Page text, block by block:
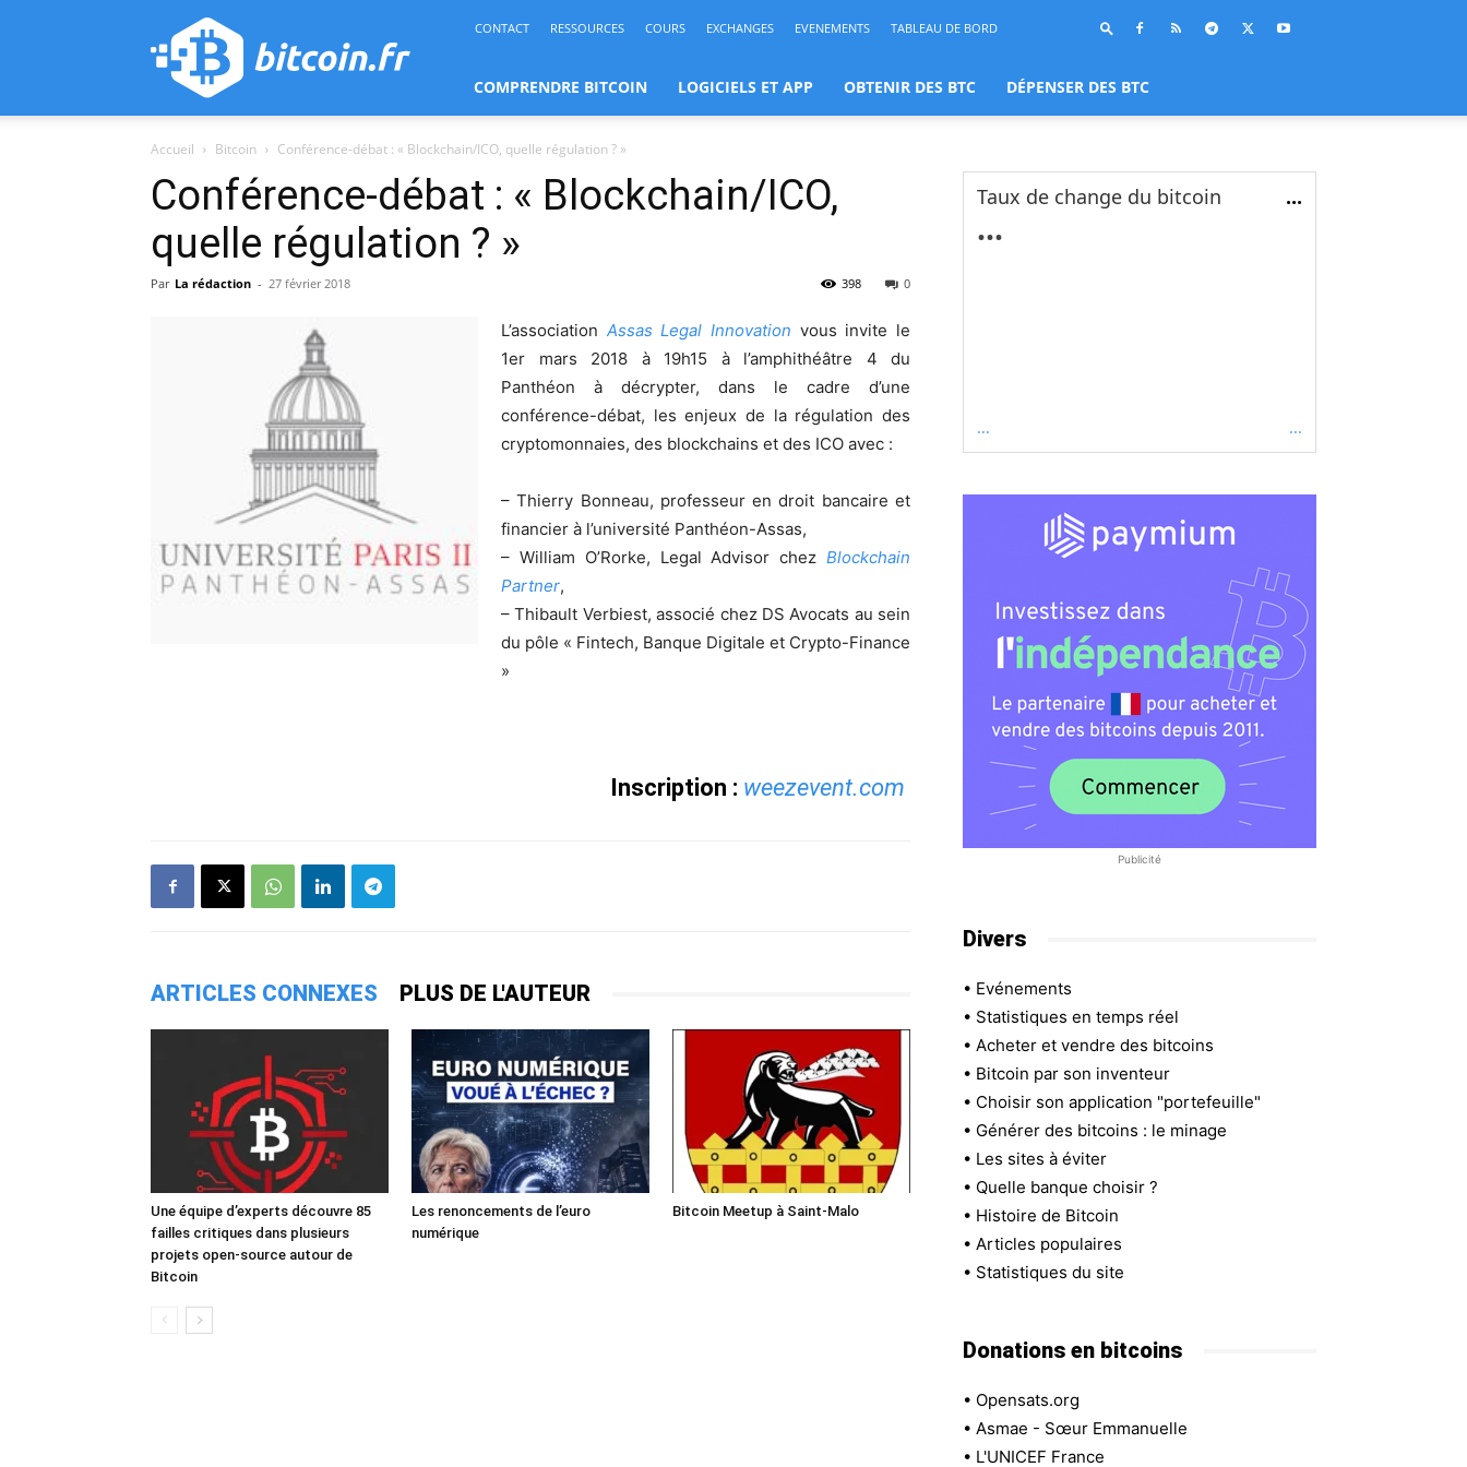
bitcoin.fr
CONTACT RESSOURCES COURS EXCHANGES EVENEMENTS TABLEAU DE BORD
COMPRENDRE BITCOIN LOGICIELS ET APP OBTENIR DES BTC DÉPENSER DES BTC
Accueil Bitcoin Conférence-débat : « Blockchain/ICO, quelle régulation ? »
Conférence-débat : « Blockchain/ICO,
quelle régulation ? »
Par La rédaction - 27 février 2018 0
398
L’association Assas Legal Innovation vous invite le
1er mars 2018 à 19h15 à l’amphithéâtre 4 du
Panthéon à décrypter, dans le cadre d’une
conférence-débat, les enjeux de la régulation des
cryptomonnaies, des blockchains et des ICO avec :
– Thierry Bonneau, professeur en droit bancaire et
financier à l’université Panthéon-Assas,
– William O’Rorke, Legal Advisor chez Blockchain
Partner,
– Thibault Verbiest, associé chez DS Avocats au sein
du pôle « Fintech, Banque Digitale et Crypto-Finance
»
Inscription : weezevent.com
ARTICLES CONNEXES PLUS DE L'AUTEUR
Une équipe d’experts découvre 85
failles critiques dans plusieurs
projets open-source autour de
Bitcoin
Les renoncements de l’euro
numérique
Bitcoin Meetup à Saint-Malo
Taux de change du bitcoin ...
...
... ...
Publicité
Divers
• Evénements
• Statistiques en temps réel
• Acheter et vendre des bitcoins
• Bitcoin par son inventeur
• Choisir son application "portefeuille"
• Générer des bitcoins : le minage
• Les sites à éviter
• Quelle banque choisir ?
• Histoire de Bitcoin
• Articles populaires
• Statistiques du site
Donations en bitcoins
• Opensats.org
• Asmae - Sœur Emmanuelle
• L'UNICEF France